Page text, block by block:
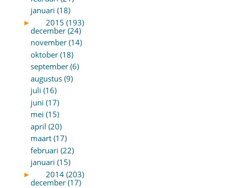
januari (18)
►
2015 (193)
december (24)
november (14)
oktober (18)
september (6)
augustus (9)
juli (16)
juni (17)
mei (15)
april (20)
maart (17)
februari (22)
januari (15)
►
2014 (203)
december (17)